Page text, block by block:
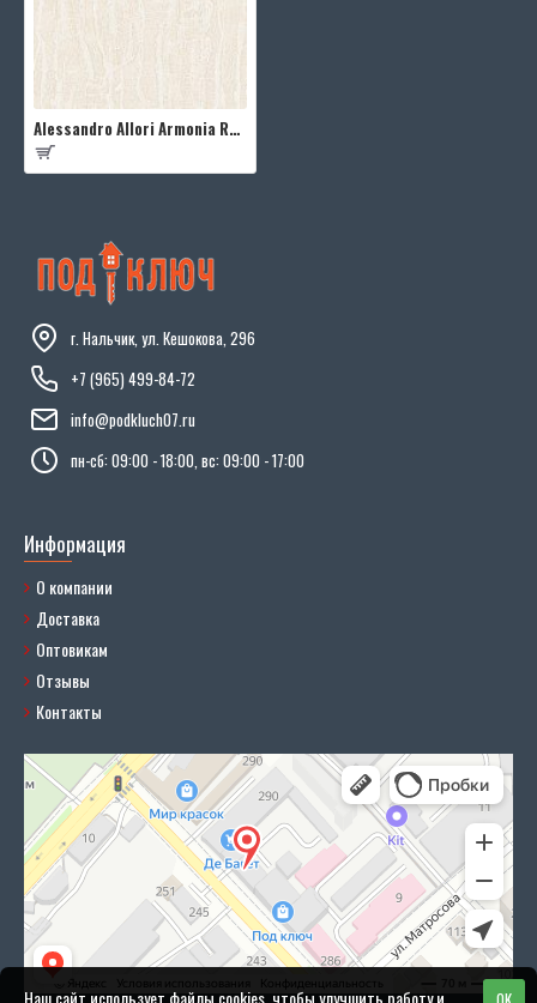
Alessandro Allori Armonia RMC1706-2
г. Нальчик, ул. Кешокова, 296
+7 (965) 499-84-72
info@podkluch07.ru
пн-сб: 09:00 - 18:00, вс: 09:00 - 17:00
Информация
О компании
Доставка
Оптовикам
Отзывы
Контакты
Наш сайт использует файлы cookies, чтобы улучшить работу и